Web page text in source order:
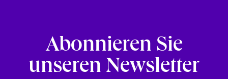
Abonnieren Sie
unseren Newsletter